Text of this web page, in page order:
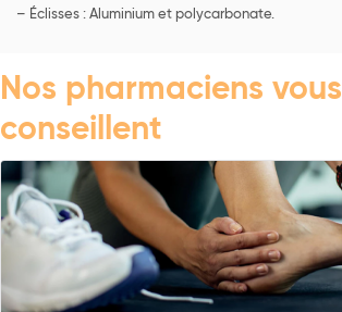
– Éclisses : Aluminium et polycarbonate.
Nos pharmaciens vous
conseillent